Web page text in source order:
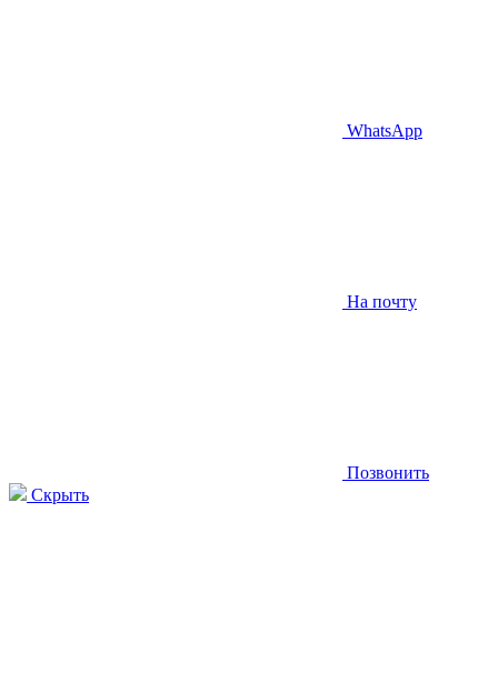
WhatsApp
На почту
Позвонить
Скрыть